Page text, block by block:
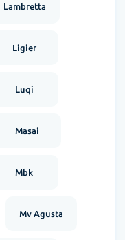
Lambretta
Ligier
Luqi
Masai
Mbk
Mv Agusta